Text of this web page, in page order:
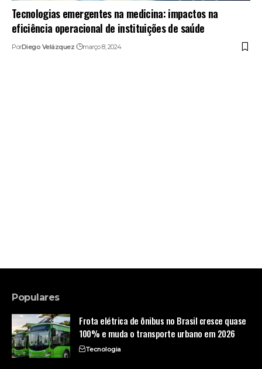
Tecnologias emergentes na medicina: impactos na
eficiência operacional de instituições de saúde
PorDiego Velázquez março 8, 2024
Populares
Frota elétrica de ônibus no Brasil cresce quase
100% e muda o transporte urbano em 2026
Tecnologia